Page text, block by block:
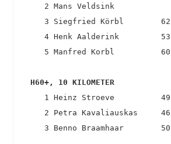
2 Mans Veldsink
3 Siegfried Körbl
4 Henk Aalderink
5 Manfred Korbl
H60+, 10 KILOMETER
1 Heinz Stroeve
2 Petra Kavaliauskas
3 Benno Braamhaar